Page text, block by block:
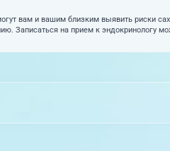
вам и вашим близким выявить риски
Записаться на прием к эндокринологу